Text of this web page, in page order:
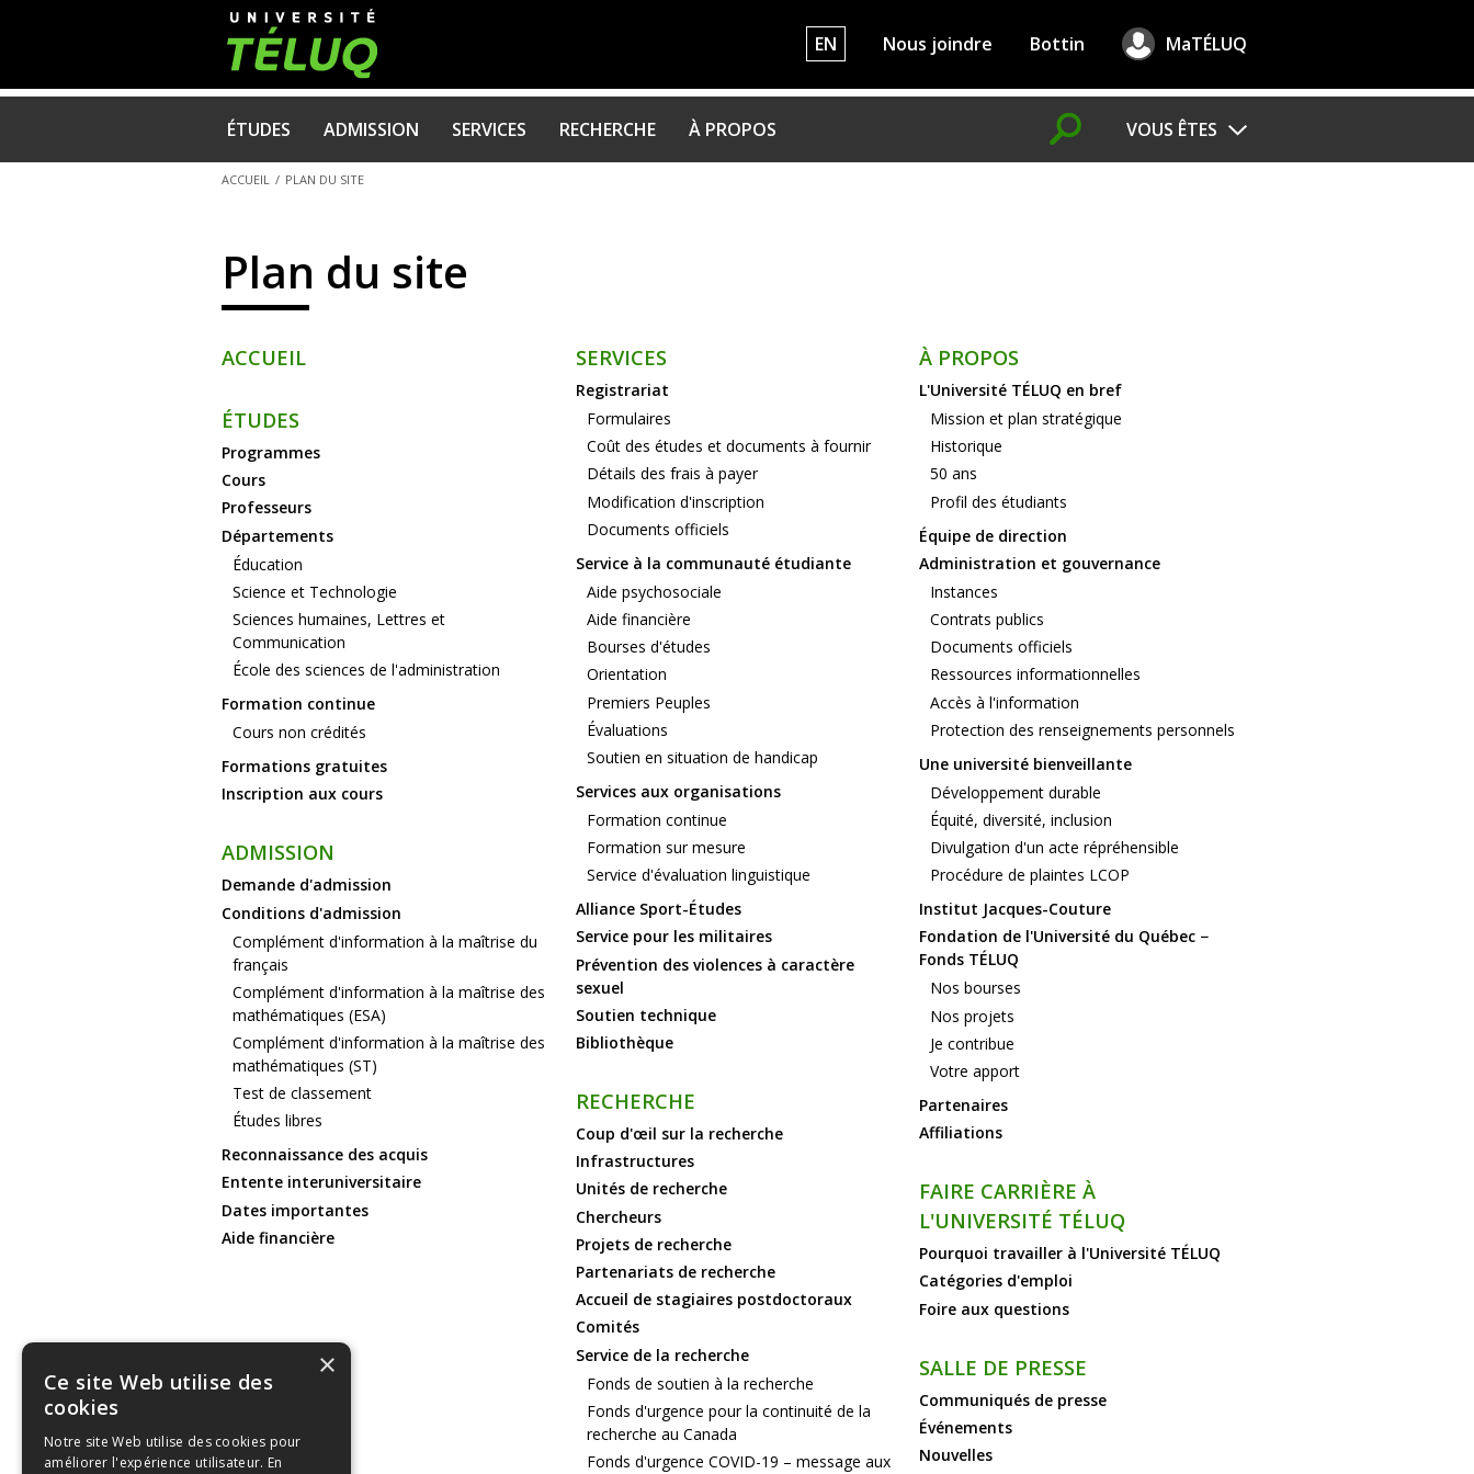
EN Nous joindre Bottin MaTÉLUQ
PRINCIPALE
ÉTUDES ADMISSION SERVICES RECHERCHE À PROPOS VOUS ÊTES
CHERCHER
ACCUEIL / PLAN DU SITE
Plan du site
ACCUEIL
ÉTUDES
Programmes
Cours
Professeurs
Départements
Éducation
Science et Technologie
Sciences humaines, Lettres et
Communication
École des sciences de l'administration
Formation continue
Cours non crédités
Formations gratuites
Inscription aux cours
ADMISSION
Demande d'admission
Conditions d'admission
Complément d'information à la maîtrise du
français
Complément d'information à la maîtrise des
mathématiques (ESA)
Complément d'information à la maîtrise des
mathématiques (ST)
Test de classement
Études libres
Reconnaissance des acquis
Entente interuniversitaire
Dates importantes
Aide financière
SERVICES
Registrariat
Formulaires
Coût des études et documents à fournir
Détails des frais à payer
Modification d'inscription
Documents officiels
Service à la communauté étudiante
Aide psychosociale
Aide financière
Bourses d'études
Orientation
Premiers Peuples
Évaluations
Soutien en situation de handicap
Services aux organisations
Formation continue
Formation sur mesure
Service d'évaluation linguistique
Alliance Sport-Études
Service pour les militaires
Prévention des violences à caractère
sexuel
Soutien technique
Bibliothèque
RECHERCHE
Coup d'œil sur la recherche
Infrastructures
Unités de recherche
Chercheurs
Projets de recherche
Partenariats de recherche
Accueil de stagiaires postdoctoraux
Comités
Service de la recherche
Fonds de soutien à la recherche
Fonds d'urgence pour la continuité de la
recherche au Canada
Fonds d'urgence COVID-19 – message aux
À PROPOS
L'Université TÉLUQ en bref
Mission et plan stratégique
Historique
50 ans
Profil des étudiants
Équipe de direction
Administration et gouvernance
Instances
Contrats publics
Documents officiels
Ressources informationnelles
Accès à l'information
Protection des renseignements personnels
Une université bienveillante
Développement durable
Équité, diversité, inclusion
Divulgation d'un acte répréhensible
Procédure de plaintes LCOP
Institut Jacques-Couture
Fondation de l'Université du Québec −
Fonds TÉLUQ
Nos bourses
Nos projets
Je contribue
Votre apport
Partenaires
Affiliations
FAIRE CARRIÈRE À
L'UNIVERSITÉ TÉLUQ
Pourquoi travailler à l'Université TÉLUQ
Catégories d'emploi
Foire aux questions
SALLE DE PRESSE
Communiqués de presse
Événements
Nouvelles
×
Ce site Web utilise des
cookies
Notre site Web utilise des cookies pour
améliorer l'expérience utilisateur. En